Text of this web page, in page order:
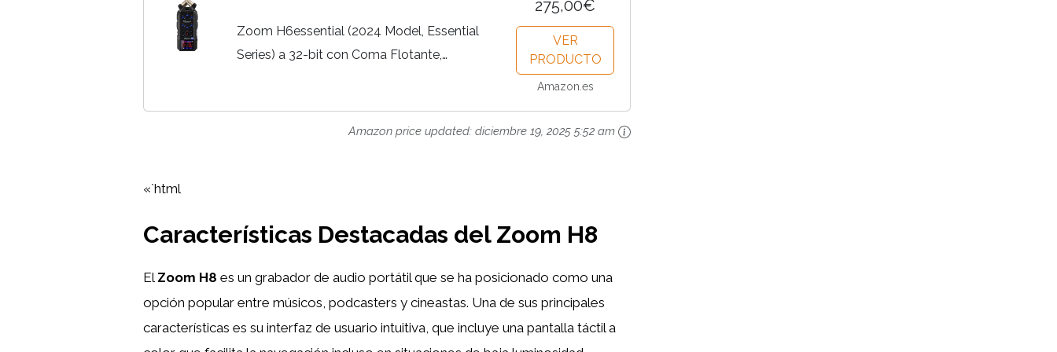
Zoom H6essential (2024 Model, Essential
Series) a 32-bit con Coma Flotante,
275,00€
VER
PRODUCTO
Amazon.es
Amazon price updated: diciembre 19, 2025 5:52 am
«`html
Características Destacadas del Zoom H8
El Zoom H8 es un grabador de audio portátil que se ha posicionado como una
opción popular entre músicos, podcasters y cineastas. Una de sus principales
características es su interfaz de usuario intuitiva, que incluye una pantalla táctil a